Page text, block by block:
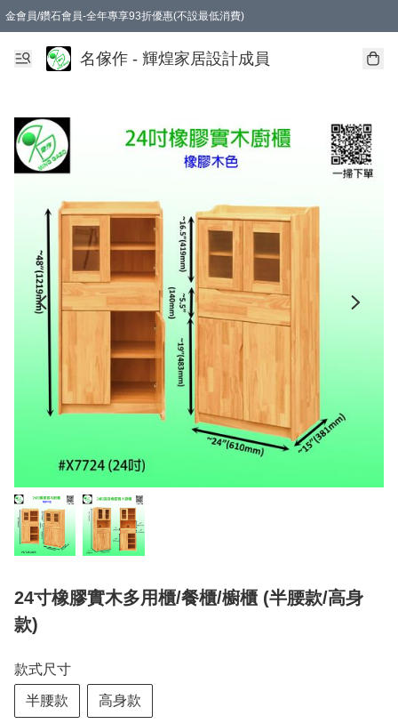
金會員/鑽石會員-全年專享93折優惠(不設最低消費)
名傢作 - 輝煌家居設計成員
24寸橡膠實木多用櫃/餐櫃/櫥櫃 (半腰款/高身
款)
款式尺寸
半腰款 高身款